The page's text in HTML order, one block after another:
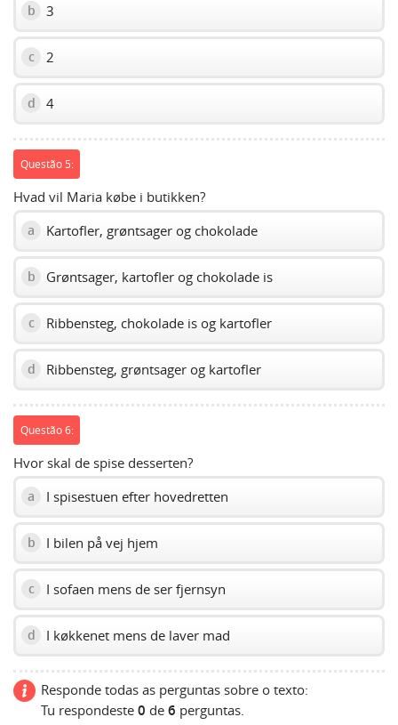
b 3
c 2
d 4
Questão 5:
Hvad vil Maria købe i butikken?
a Kartofler, grøntsager og chokolade
b Grøntsager, kartofler og chokolade is
c Ribbensteg, chokolade is og kartofler
d Ribbensteg, grøntsager og kartofler
Questão 6:
Hvor skal de spise desserten?
a I spisestuen efter hovedretten
b I bilen på vej hjem
c I sofaen mens de ser fjernsyn
d I køkkenet mens de laver mad
Responde todas as perguntas sobre o texto:
Tu respondeste 0 de 6 perguntas.